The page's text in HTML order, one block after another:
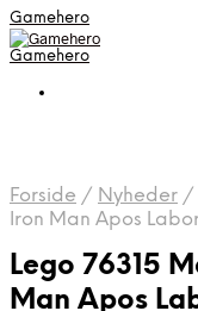
Gamehero
Gamehero
Forside / Nyheder /
Iron Man Apos
Lego 76315
Man Apos